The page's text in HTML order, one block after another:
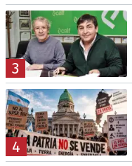
3
4